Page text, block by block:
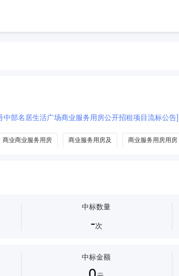
中部名居生活广场商业服务用房公开招租项目流标公告]
商业商业服务用房 商业服务用房及 商业服务用房用房
中标数量
-次
中标金额